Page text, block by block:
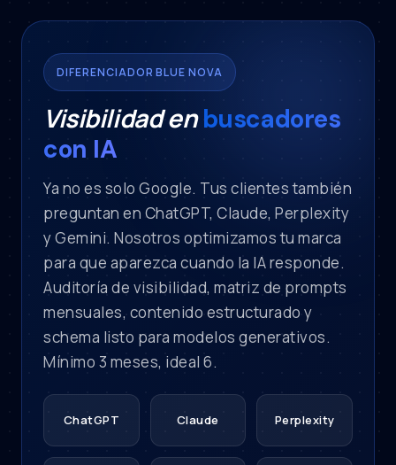
DIFERENCIADOR BLUE NOVA
Visibilidad enbuscadores
con IA
Ya no es solo Google. Tus clientes también
preguntan en ChatGPT, Claude, Perplexity
y Gemini. Nosotros optimizamos tu marca
para que aparezca cuando la IA responde.
Auditoría de visibilidad, matriz de prompts
mensuales, contenido estructurado y
schema listo para modelos generativos.
Mínimo 3 meses, ideal 6.
ChatGPT Claude Perplexity